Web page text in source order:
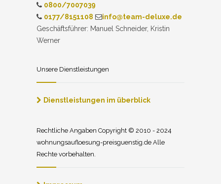
0800/7007039
0177/8151108
info@team-deluxe.de
Geschäftsführer: Manuel Schneider, Kristin
Werner
Unsere Dienstleistungen
Dienstleistungen im überblick
Rechtliche Angaben Copyright © 2010 - 2024
wohnungsaufloesung-preisguenstig.de Alle
Rechte vorbehalten.